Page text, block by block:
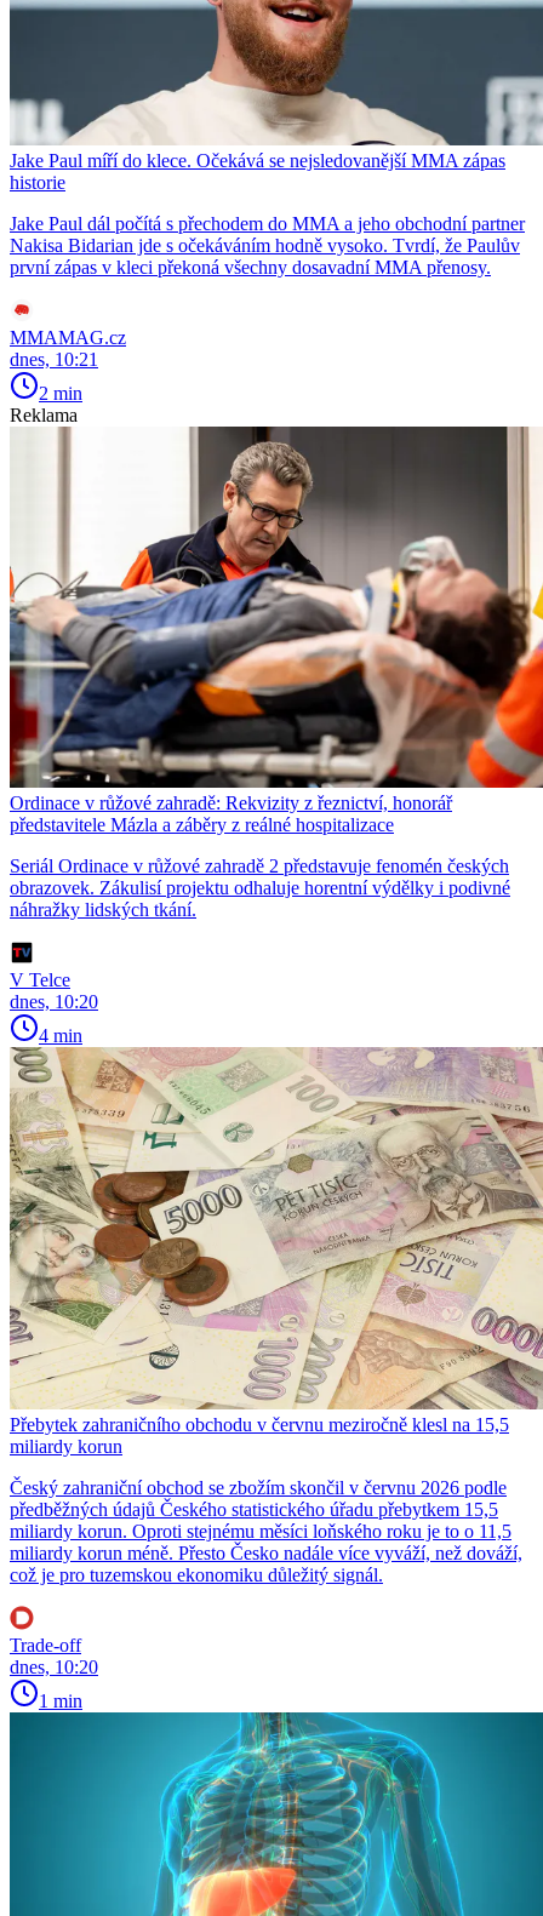
Jake Paul míří do klece. Očekává se nejsledovanější MMA zápas
historie
Jake Paul dál počítá s přechodem do MMA a jeho obchodní partner
Nakisa Bidarian jde s očekáváním hodně vysoko. Tvrdí, že Paulův
první zápas v kleci překoná všechny dosavadní MMA přenosy.
MMAMAG.cz
dnes, 10:21
2 min
Reklama
Ordinace v růžové zahradě: Rekvizity z řeznictví, honorář
představitele Mázla a záběry z reálné hospitalizace
Seriál Ordinace v růžové zahradě 2 představuje fenomén českých
obrazovek. Zákulisí projektu odhaluje horentní výdělky i podivné
náhražky lidských tkání.
V Telce
dnes, 10:20
4 min
Přebytek zahraničního obchodu v červnu meziročně klesl na 15,5
miliardy korun
Český zahraniční obchod se zbožím skončil v červnu 2026 podle
předběžných údajů Českého statistického úřadu přebytkem 15,5
miliardy korun. Oproti stejnému měsíci loňského roku je to o 11,5
miliardy korun méně. Přesto Česko nadále více vyváží, než dováží,
což je pro tuzemskou ekonomiku důležitý signál.
Trade-off
dnes, 10:20
1 min